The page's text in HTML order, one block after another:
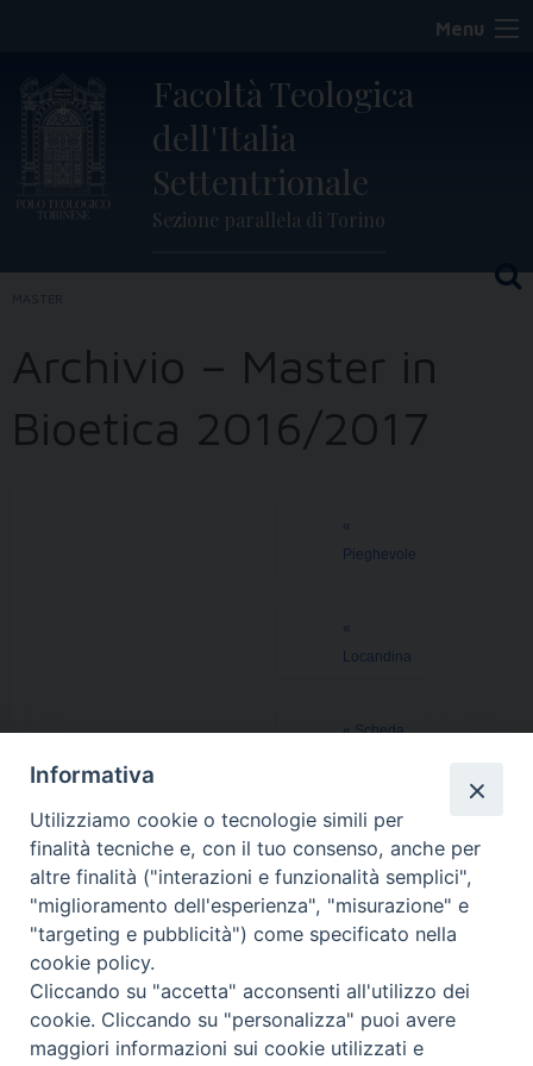
content
Menu
Facoltà Teologica
dell'Italia
Settentrionale
Sezione parallela di Torino
MASTER
Archivio – Master in
Bioetica 2016/2017
«
Pieghevole
«
Locandina
« Scheda
Informativa
Utilizziamo cookie o tecnologie simili per
finalità tecniche e, con il tuo consenso, anche per
altre finalità ("interazioni e funzionalità semplici",
"miglioramento dell'esperienza", "misurazione" e
"targeting e pubblicità") come specificato nella
cookie policy.
Cliccando su "accetta" acconsenti all'utilizzo dei
cookie. Cliccando su "personalizza" puoi avere
maggiori informazioni sui cookie utilizzati e